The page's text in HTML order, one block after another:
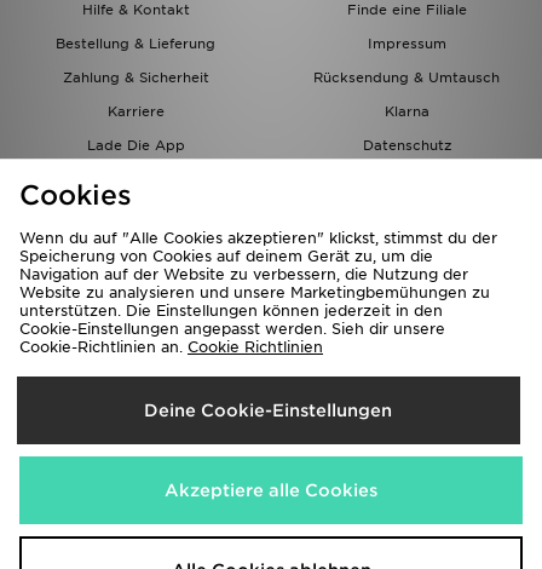
Hilfe & Kontakt
Finde eine Filiale
Bestellung & Lieferung
Impressum
Zahlung & Sicherheit
Rücksendung & Umtausch
Karriere
Klarna
Lade Die App
Datenschutz
Lieferung Nach
Österreich
Wir akzeptieren folgende Zahlungsmethoden
Corporate Website www.jdplc.com
Cookies
Wenn du auf "Alle Cookies akzeptieren" klickst, stimmst du der
Speicherung von Cookies auf deinem Gerät zu, um die
Navigation auf der Website zu verbessern, die Nutzung der
Website zu analysieren und unsere Marketingbemühungen zu
unterstützen. Die Einstellungen können jederzeit in den
Cookie-Einstellungen angepasst werden. Sieh dir unsere
Cookie-Richtlinien an. Cookie Richtlinien
Deine Cookie-Einstellungen
Akzeptiere alle Cookies